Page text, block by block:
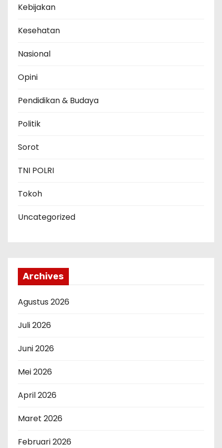
Kebijakan
Kesehatan
Nasional
Opini
Pendidikan & Budaya
Politik
Sorot
TNI POLRI
Tokoh
Uncategorized
Archives
Agustus 2026
Juli 2026
Juni 2026
Mei 2026
April 2026
Maret 2026
Februari 2026